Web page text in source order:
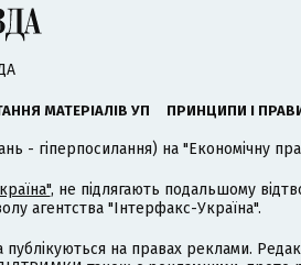
МАТЕРІАЛІВ УП ПРИНЦИПИ І
- гіперпосилання) на "Економічну
, не підлягають подальшому
агентства "Інтерфакс-Україна".
на правах реклами.